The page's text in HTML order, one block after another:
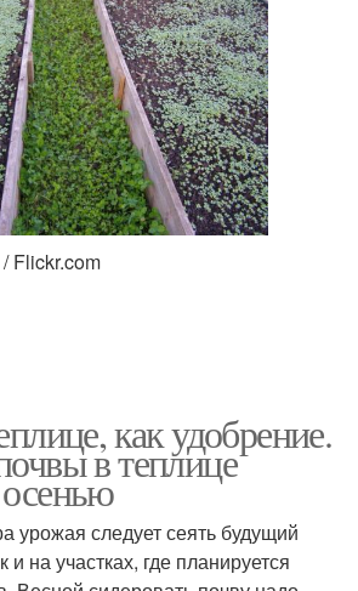
Flickr.com
как удобрение.
в теплице
урожая следует сеять будущий
и на участках, где планируется